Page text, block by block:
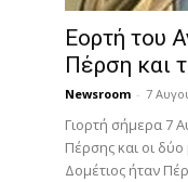
Εορτή του
Πέρση και
Newsroom - 7
Γιορτή σήμερα 7
Πέρσης και οι
Δομέτιος ήταν